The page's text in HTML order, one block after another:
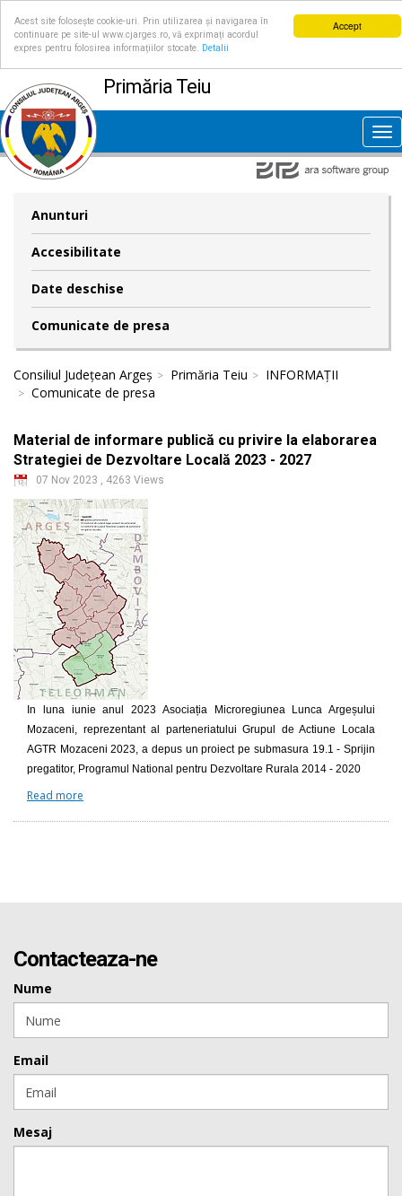
Accept
Acest site folosește cookie-uri. Prin utilizarea și navigarea în
continuare pe site-ul www.cjarges.ro, vă exprimați acordul
expres pentru folosirea informațiilor stocate.
Detalii
Primăria Teiu
Anunturi
Accesibilitate
Date deschise
Comunicate de presa
Consiliul Județean Argeș Primăria Teiu
INFORMAȚII
Comunicate de presa
Material de informare publică cu privire la elaborarea
Strategiei de Dezvoltare Locală 2023 - 2027
07 Nov 2023 , 4263 Views
In luna iunie anul 2023 Asociația Microregiunea Lunca Argeșului
Mozaceni, reprezentant al parteneriatului Grupul de Actiune Locala
AGTR Mozaceni 2023, a depus un proiect pe submasura 19.1 - Sprijin
pregatitor, Programul National pentru Dezvoltare Rurala 2014 - 2020
Read more
Contacteaza-ne
Nume
Email
Mesaj